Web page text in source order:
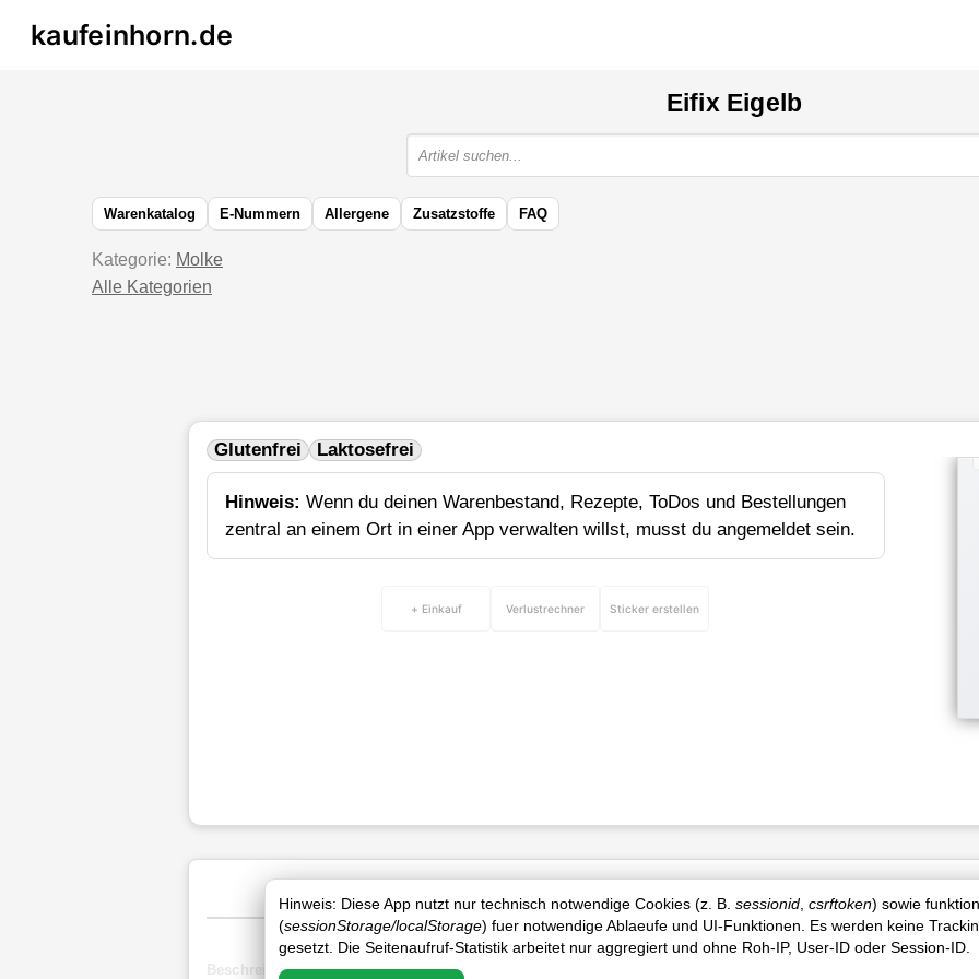
kaufeinhorn.de
Hinweis: Diese App nutzt nur technisch notwendige Cookies (z. B. sessionid csrftoken) sowie
(sessionStorage/localStorage) fuer notwendige Ablaeufe und UI-Funktionen. Es werden keine
gesetzt. Die Seitenaufruf-Statistik arbeitet nur aggregiert und ohne Roh-IP, User-ID oder Session-ID.
Eifix Eigelb
Warenkatalog E-Nummern Allergene Zusatzstoffe FAQ
Kategorie: Molke
Alle Kategorien
Glutenfrei Laktosefrei
Hinweis: Wenn du deinen Warenbestand, Rezepte, ToDos und Bestellungen
zentral an einem Ort in einer App verwalten willst, musst du angemeldet sein.
+ Einkauf Verlustrechner Sticker erstellen
Beschreibung